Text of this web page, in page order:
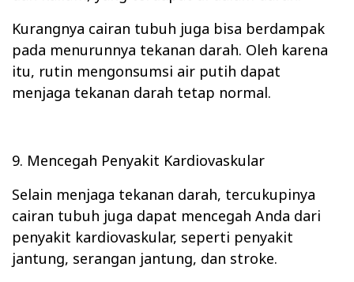
Kurangnya cairan tubuh juga bisa berdampak
pada menurunnya tekanan darah. Oleh karena
itu, rutin mengonsumsi air putih dapat
menjaga tekanan darah tetap normal.
9. Mencegah Penyakit Kardiovaskular
Selain menjaga tekanan darah, tercukupinya
cairan tubuh juga dapat mencegah Anda dari
penyakit kardiovaskular, seperti penyakit
jantung, serangan jantung, dan stroke.